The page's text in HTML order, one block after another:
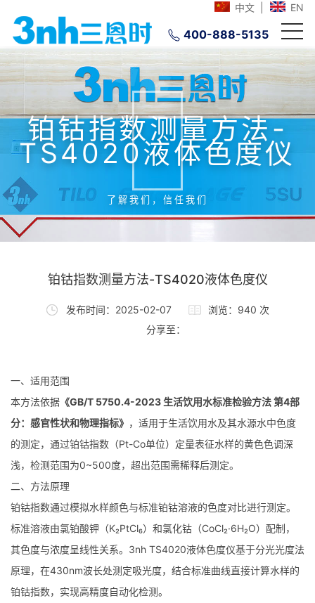
中文 EN
400-888-5135
铂钴指数测量方法-
TS4020液体色度仪
了解我们，信任我们
铂钴指数测量方法-TS4020液体色度仪
发布时间：2025-02-07
浏览：940 次
分享至：
一、适用范围
本方法依据 《GB/T 5750.4-2023 生活饮用水标准检验方法 第4部
分：感官性状和物理指标》 ，适用于生活饮用水及其水源水中色度
的测定，通过铂钴指数（Pt-Co单位）定量表征水样的黄色色调深
浅，检测范围为0~500度，超出范围需稀释后测定。
二、方法原理
铂钴指数通过模拟水样颜色与标准铂钴溶液的色度对比进行测定。
标准溶液由氯铂酸钾（K₂PtCl₆）和氯化钴（CoCl₂·6H₂O）配制，
其色度与浓度呈线性关系。3nh TS4020液体色度仪基于分光光度法
原理，在430nm波长处测定吸光度，结合标准曲线直接计算水样的
铂钴指数，实现高精度自动化检测。